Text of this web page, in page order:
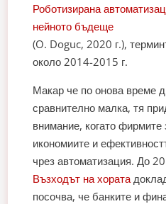
Роботизирана
нейното бъдеще
(O. Doguc, 2020 г.),
около 2014-2015 г.
Макар че по онова време
сравнително малка, тя
внимание, когато фирмите
икономиите и
чрез автоматизация. До
Възходът на хората
посочва, че банките и